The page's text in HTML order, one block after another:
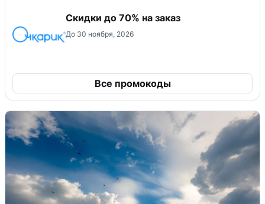
Скидки до 70% на заказ
До 30 ноября, 2026
Все промокоды